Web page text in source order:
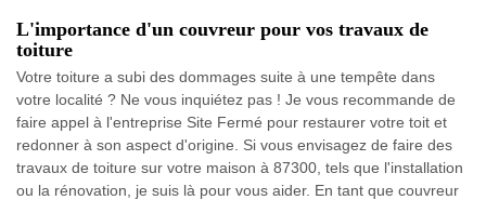
L'importance d'un couvreur pour vos travaux de
toiture
Votre toiture a subi des dommages suite à une tempête dans
votre localité ? Ne vous inquiétez pas ! Je vous recommande de
faire appel à l'entreprise Site Fermé pour restaurer votre toit et
redonner à son aspect d'origine. Si vous envisagez de faire des
travaux de toiture sur votre maison à 87300, tels que l'installation
ou la rénovation, je suis là pour vous aider. En tant que couvreur